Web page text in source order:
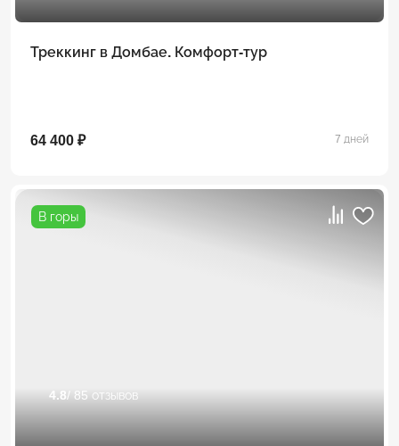
Треккинг в Домбае. Комфорт-тур
64 400 ₽ 7 дней
В горы
4.8/ 85 отзывов